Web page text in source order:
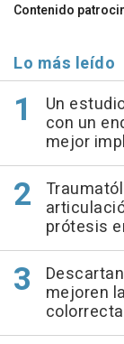
Contenido
Lo más leído
Un
con un
mejor
prótesis
mejoren